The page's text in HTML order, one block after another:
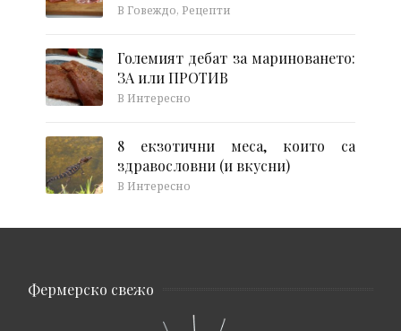
В Говеждо, Рецепти
Големият дебат за мариноването:
ЗА или ПРОТИВ
В Интересно
8 екзотични меса, които са
здравословни (и вкусни)
В Интересно
Фермерско свежо